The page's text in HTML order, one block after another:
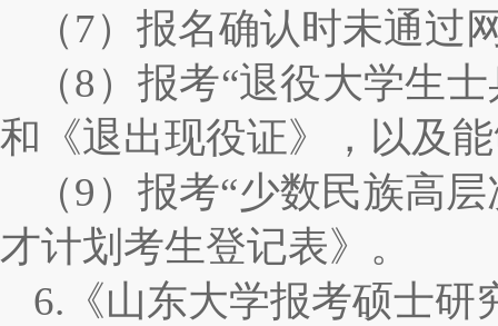
（7）报名确认时未通过
（8 ）报考“退役大学生士
和《退出现役证》，以及
（9 ）报考“少数民族高
才计划考生登记表》。
6. 《山东大学报考硕士